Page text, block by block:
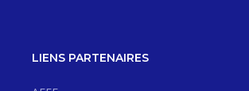
LIENS PARTENAIRES